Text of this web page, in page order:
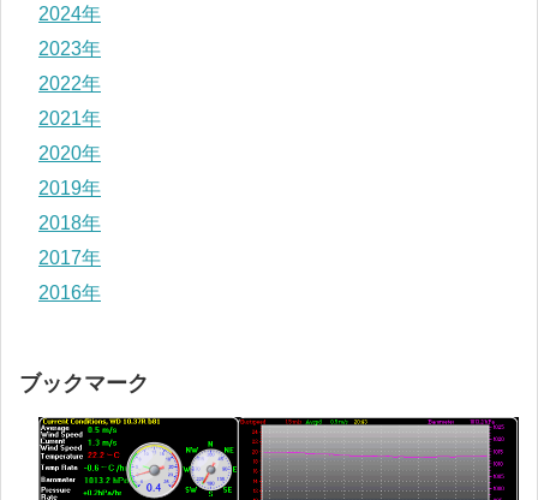
2024年
2023年
2022年
2021年
2020年
2019年
2018年
2017年
2016年
ブックマーク